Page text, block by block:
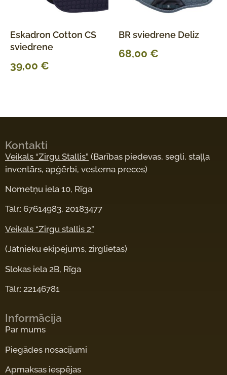
Eskadron Cotton CS
sviedrene
39,00 €
BR sviedrene Deliz
68,00 €
Kontakti
Veikals “Zirgu Stallis” (Barības piedevas, segli, staļļa
inventārs, apģērbi, vesterna preces)
Nometņu iela 10, Rīga
Tālr.: 67614983, 20183477
Veikals “Zirgu stallis 2”
(Jātnieku ekipējums, zirglietas)
Slokas iela 2B, Rīga
Tālr.: 22146781
Informācija
Par mums
Piegādes nosacījumi
Apmaksas iespējas